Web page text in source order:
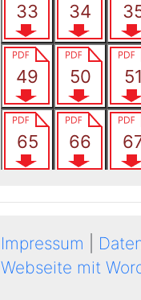
Impressum
Webseite mit